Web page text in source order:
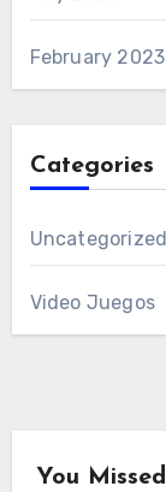
February 2023
Categories
Uncategorized
Video Juegos
You Missed